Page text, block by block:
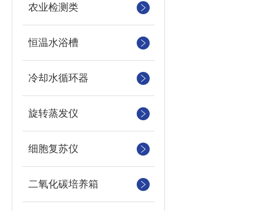
农业检测类
恒温水浴槽
冷却水循环器
旋转蒸发仪
细胞复苏仪
二氧化碳培养箱